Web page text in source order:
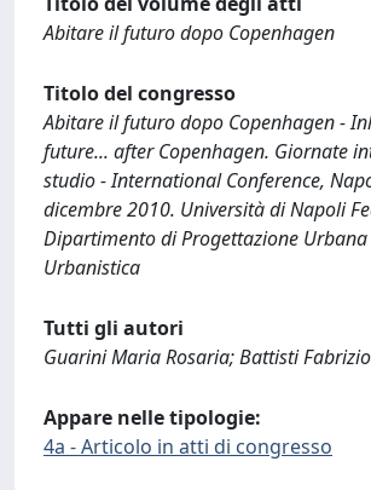
Abitare il futuro dopo Copenhagen
Titolo del congresso
Abitare il futuro dopo Copenhagen -
future... after Copenhagen. Giornate
studio - International Conference,
dicembre 2010. Università di Napoli
Dipartimento di Progettazione
Urbanistica
Tutti gli autori
Guarini Maria Rosaria; Battisti Fabrizio
Appare nelle tipologie:
4a - Articolo in atti di congresso